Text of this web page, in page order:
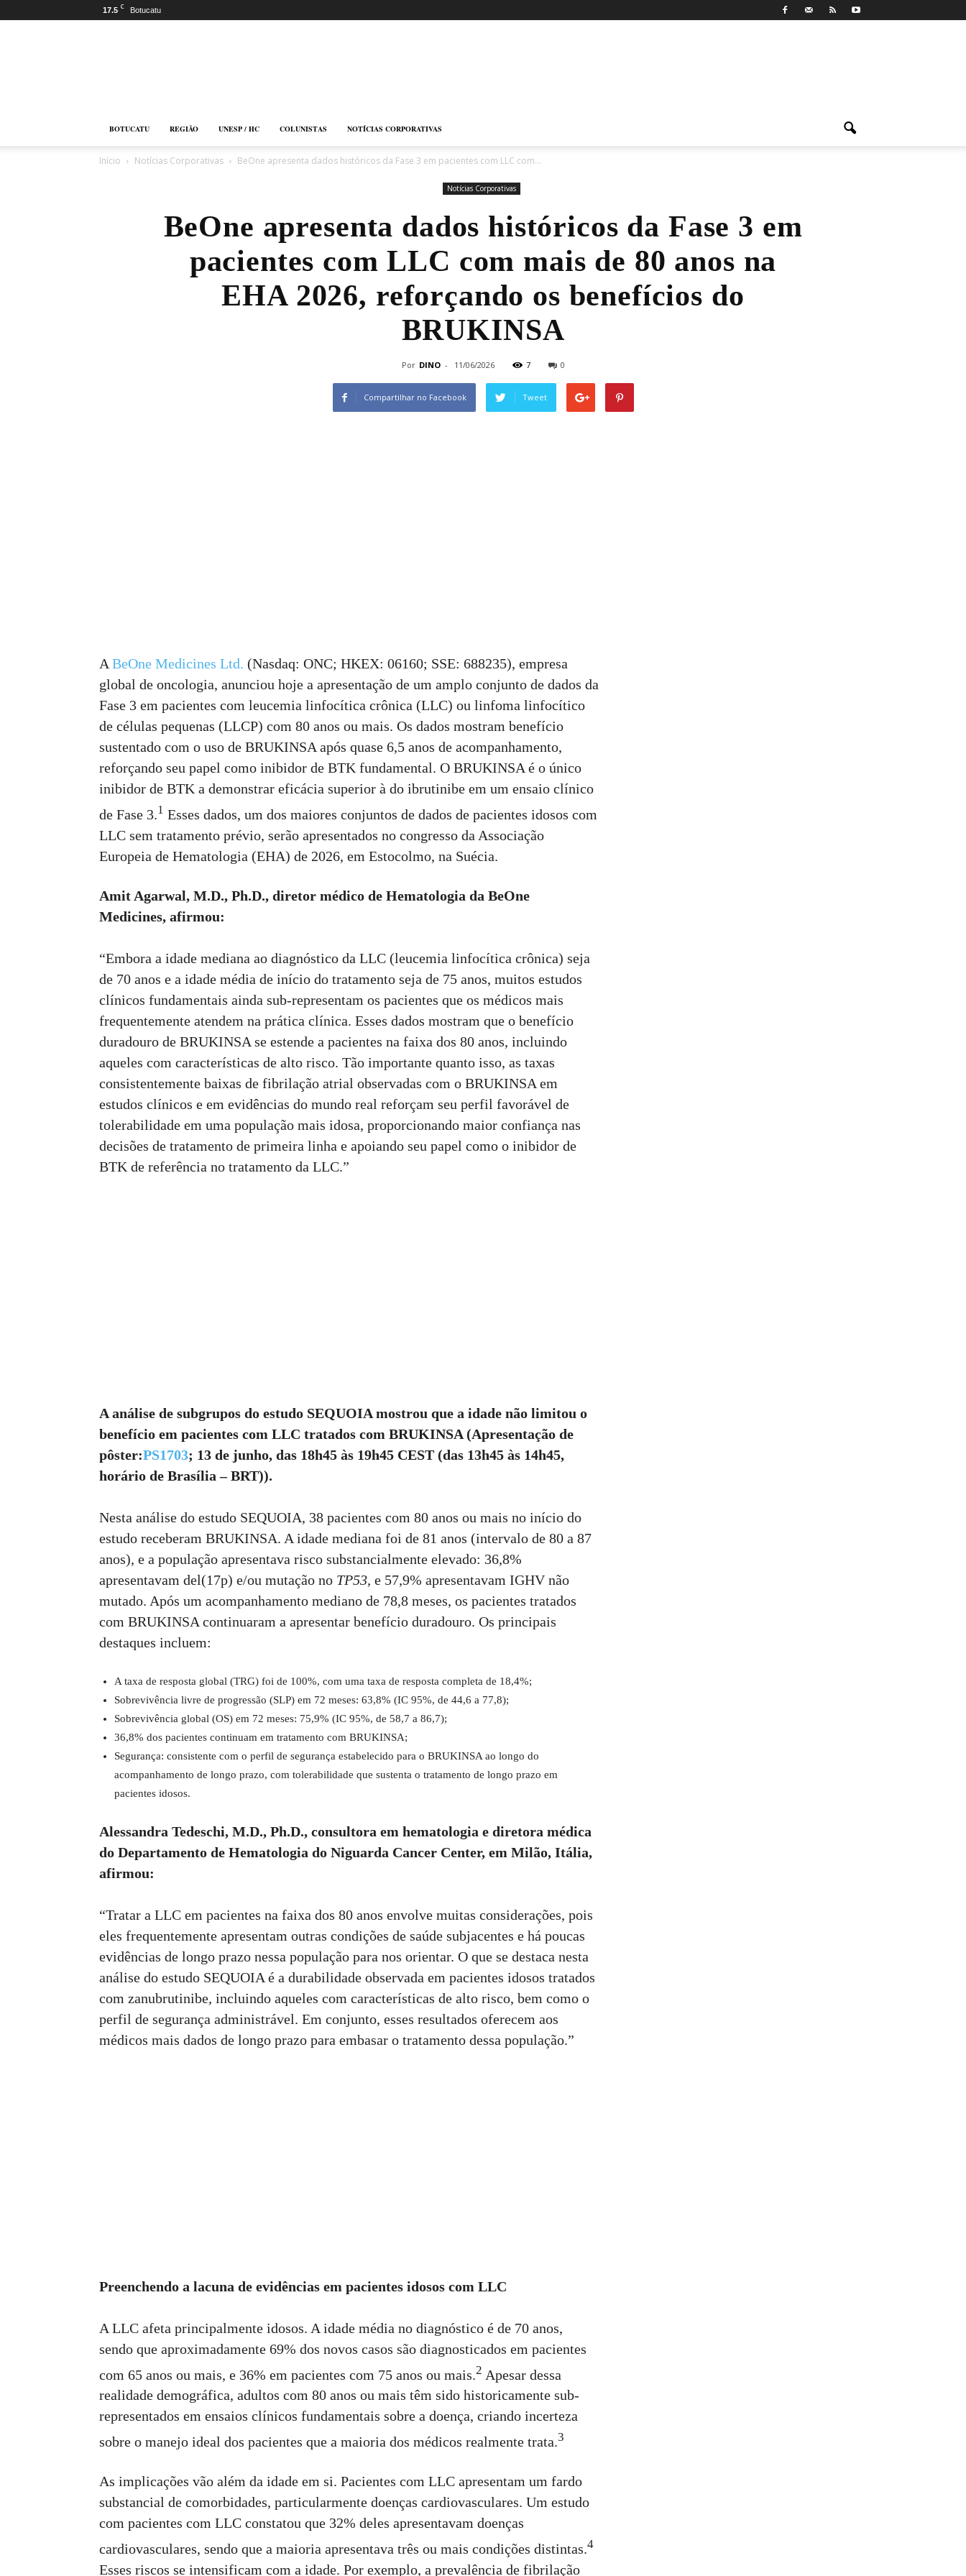
17.5 C Botucatu
BOTUCATU REGIÃO UNESP / HC COLUNISTAS NOTÍCIAS CORPORATIVAS
Início Notícias Corporativas BeOne apresenta dados históricos da Fase 3 em pacientes com LLC com...
Notícias Corporativas
BeOne apresenta dados históricos da Fase 3 em
pacientes com LLC com mais de 80 anos na
EHA 2026, reforçando os benefícios do
BRUKINSA
Por DINO - 11/06/2026 7 0
Compartilhar no Facebook Tweet
A BeOne Medicines Ltd. (Nasdaq: ONC; HKEX: 06160; SSE: 688235), empresa
global de oncologia, anunciou hoje a apresentação de um amplo conjunto de dados da
Fase 3 em pacientes com leucemia linfocítica crônica (LLC) ou linfoma linfocítico
de células pequenas (LLCP) com 80 anos ou mais. Os dados mostram benefício
sustentado com o uso de BRUKINSA após quase 6,5 anos de acompanhamento,
reforçando seu papel como inibidor de BTK fundamental. O BRUKINSA é o único
inibidor de BTK a demonstrar eficácia superior à do ibrutinibe em um ensaio clínico
de Fase 3.1 Esses dados, um dos maiores conjuntos de dados de pacientes idosos com
LLC sem tratamento prévio, serão apresentados no congresso da Associação
Europeia de Hematologia (EHA) de 2026, em Estocolmo, na Suécia.
Amit Agarwal, M.D., Ph.D., diretor médico de Hematologia da BeOne
Medicines, afirmou:
“Embora a idade mediana ao diagnóstico da LLC (leucemia linfocítica crônica) seja
de 70 anos e a idade média de início do tratamento seja de 75 anos, muitos estudos
clínicos fundamentais ainda sub-representam os pacientes que os médicos mais
frequentemente atendem na prática clínica. Esses dados mostram que o benefício
duradouro de BRUKINSA se estende a pacientes na faixa dos 80 anos, incluindo
aqueles com características de alto risco. Tão importante quanto isso, as taxas
consistentemente baixas de fibrilação atrial observadas com o BRUKINSA em
estudos clínicos e em evidências do mundo real reforçam seu perfil favorável de
tolerabilidade em uma população mais idosa, proporcionando maior confiança nas
decisões de tratamento de primeira linha e apoiando seu papel como o inibidor de
BTK de referência no tratamento da LLC.”
A análise de subgrupos do estudo SEQUOIA mostrou que a idade não limitou o
benefício em pacientes com LLC tratados com BRUKINSA (Apresentação de
pôster:PS1703; 13 de junho, das 18h45 às 19h45 CEST (das 13h45 às 14h45,
horário de Brasília – BRT)).
Nesta análise do estudo SEQUOIA, 38 pacientes com 80 anos ou mais no início do
estudo receberam BRUKINSA. A idade mediana foi de 81 anos (intervalo de 80 a 87
anos), e a população apresentava risco substancialmente elevado: 36,8%
apresentavam del(17p) e/ou mutação no TP53, e 57,9% apresentavam IGHV não
mutado. Após um acompanhamento mediano de 78,8 meses, os pacientes tratados
com BRUKINSA continuaram a apresentar benefício duradouro. Os principais
destaques incluem:
A taxa de resposta global (TRG) foi de 100%, com uma taxa de resposta completa de 18,4%;
Sobrevivência livre de progressão (SLP) em 72 meses: 63,8% (IC 95%, de 44,6 a 77,8);
Sobrevivência global (OS) em 72 meses: 75,9% (IC 95%, de 58,7 a 86,7);
36,8% dos pacientes continuam em tratamento com BRUKINSA;
Segurança: consistente com o perfil de segurança estabelecido para o BRUKINSA ao longo do
acompanhamento de longo prazo, com tolerabilidade que sustenta o tratamento de longo prazo em
pacientes idosos.
Alessandra Tedeschi, M.D., Ph.D., consultora em hematologia e diretora médica
do Departamento de Hematologia do Niguarda Cancer Center, em Milão, Itália,
afirmou:
“Tratar a LLC em pacientes na faixa dos 80 anos envolve muitas considerações, pois
eles frequentemente apresentam outras condições de saúde subjacentes e há poucas
evidências de longo prazo nessa população para nos orientar. O que se destaca nesta
análise do estudo SEQUOIA é a durabilidade observada em pacientes idosos tratados
com zanubrutinibe, incluindo aqueles com características de alto risco, bem como o
perfil de segurança administrável. Em conjunto, esses resultados oferecem aos
médicos mais dados de longo prazo para embasar o tratamento dessa população.”
Preenchendo a lacuna de evidências em pacientes idosos com LLC
A LLC afeta principalmente idosos. A idade média no diagnóstico é de 70 anos,
sendo que aproximadamente 69% dos novos casos são diagnosticados em pacientes
com 65 anos ou mais, e 36% em pacientes com 75 anos ou mais. 2 Apesar dessa
realidade demográfica, adultos com 80 anos ou mais têm sido historicamente sub-
representados em ensaios clínicos fundamentais sobre a doença, criando incerteza
sobre o manejo ideal dos pacientes que a maioria dos médicos realmente trata.3
As implicações vão além da idade em si. Pacientes com LLC apresentam um fardo
substancial de comorbidades, particularmente doenças cardiovasculares. Um estudo
com pacientes com LLC constatou que 32% deles apresentavam doenças
cardiovasculares, sendo que a maioria apresentava três ou mais condições distintas.4
Esses riscos se intensificam com a idade. Por exemplo, a prevalência de fibrilação